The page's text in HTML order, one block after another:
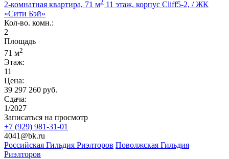
2-комнатная квартира, 71 м2 11 этаж, корпус Cliff5-2, / ЖК
«Сити Бэй»
Кол-во. комн.:
2
Площадь
71 м2
Этаж:
11
Цена:
39 297 260 руб.
Сдача:
1/2027
Записаться на просмотр
+7 (929) 981-31-01
4041@bk.ru
Российская Гильдия Риэлторов Поволжская Гильдия
Риэлторов